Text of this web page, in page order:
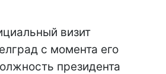
визит
с момента его
президента